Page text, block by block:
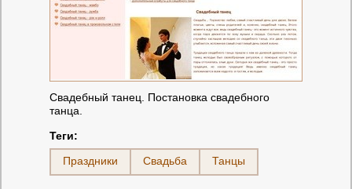
Свадебный танец. Постановка свадебного
танца.
Теги:
Праздники
Свадьба Танцы